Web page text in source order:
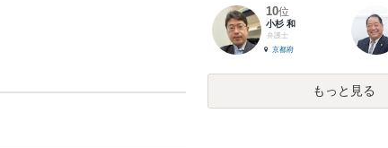
10位
小杉 和
弁護士
京都府
もっと見る